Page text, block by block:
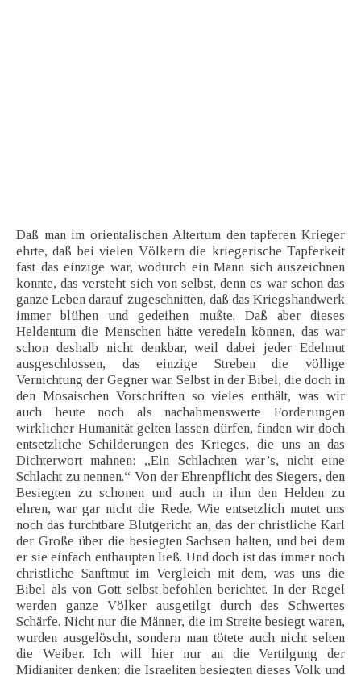
Daß man im orientalischen Altertum den tapferen Krieger
ehrte, daß bei vielen Völkern die kriegerische Tapferkeit
fast das einzige war, wodurch ein Mann sich auszeichnen
konnte, das versteht sich von selbst, denn es war schon das
ganze Leben darauf zugeschnitten, daß das Kriegshandwerk
immer blühen und gedeihen mußte. Daß aber dieses
Heldentum die Menschen hätte veredeln können, das war
schon deshalb nicht denkbar, weil dabei jeder Edelmut
ausgeschlossen, das einzige Streben die völlige
Vernichtung der Gegner war. Selbst in der Bibel, die doch in
den Mosaischen Vorschriften so vieles enthält, was wir
auch heute noch als nachahmenswerte Forderungen
wirklicher Humanität gelten lassen dürfen, finden wir doch
entsetzliche Schilderungen des Krieges, die uns an das
Dichterwort mahnen: „Ein Schlachten war’s, nicht eine
Schlacht zu nennen.“ Von der Ehrenpflicht des Siegers, den
Besiegten zu schonen und auch in ihm den Helden zu
ehren, war gar nicht die Rede. Wie entsetzlich mutet uns
noch das furchtbare Blutgericht an, das der christliche Karl
der Große über die besiegten Sachsen halten, und bei dem
er sie einfach enthaupten ließ. Und doch ist das immer noch
christliche Sanftmut im Vergleich mit dem, was uns die
Bibel als von Gott selbst befohlen berichtet. In der Regel
werden ganze Völker ausgetilgt durch des Schwertes
Schärfe. Nicht nur die Männer, die im Streite besiegt waren,
wurden ausgelöscht, sondern man tötete auch nicht selten
die Weiber. Ich will hier nur an die Vertilgung der
Midianiter denken; die Israeliten besiegten dieses Volk und